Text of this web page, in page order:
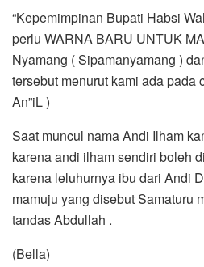
“Kepemimpinan Bupati Habsi
perlu WARNA BARU UNTUK
Nyamang ( Sipamanyamang )
tersebut menurut kami ada pada
An”iL )
Saat muncul nama Andi Ilham
karena andi ilham sendiri boleh
karena leluhurnya ibu dari Andi
mamuju yang disebut Samaturu
tandas Abdullah .
(Bella)